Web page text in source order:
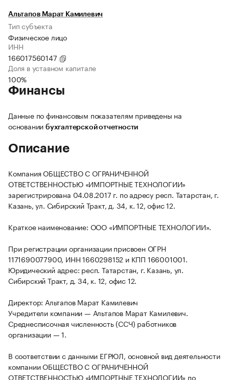
Альтапов Марат Камилевич
Тип субъекта
Физическое лицо
ИНН
166017560147
Доля в уставном капитале
100%
Финансы
Данные по финансовым показателям приведены на
основании бухгалтерской отчетности
Описание
Компания ОБЩЕСТВО С ОГРАНИЧЕННОЙ
ОТВЕТСТВЕННОСТЬЮ «ИМПОРТНЫЕ ТЕХНОЛОГИИ»
зарегистрирована 04.08.2017 г. по адресу респ. Татарстан, г.
Казань, ул. Сибирский Тракт, д. 34, к. 12, офис 12.
Краткое наименование: ООО «ИМПОРТНЫЕ ТЕХНОЛОГИИ».
При регистрации организации присвоен ОГРН
1171690077900, ИНН 1660298152 и КПП 166001001.
Юридический адрес: респ. Татарстан, г. Казань, ул.
Сибирский Тракт, д. 34, к. 12, офис 12.
Директор: Альтапов Марат Камилевич
Учредители компании — Альтапов Марат Камилевич.
Среднесписочная численность (ССЧ) работников
организации — 1.
В соответствии с данными ЕГРЮЛ, основной вид деятельности
компании ОБЩЕСТВО С ОГРАНИЧЕННОЙ
ОТВЕТСТВЕННОСТЬЮ «ИМПОРТНЫЕ ТЕХНОЛОГИИ» по